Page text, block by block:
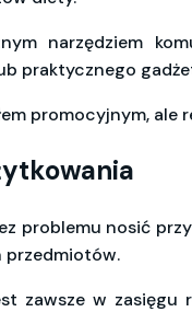
narzędziem
praktycznego
promocyjnym,
problemu nosić
przedmiotów.
zawsze w